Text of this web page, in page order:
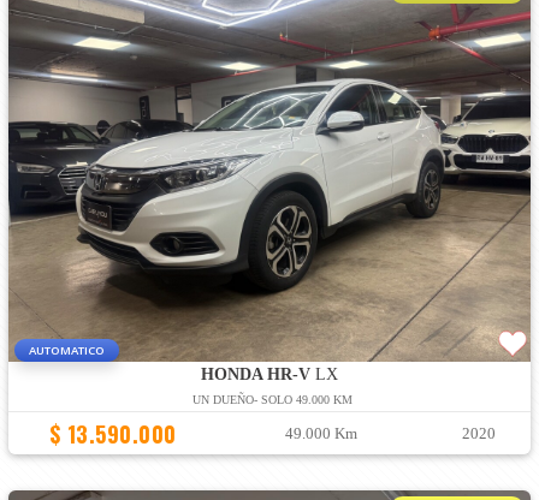
AUTOMATICO
HONDA HR-VLX
UN DUEÑO- SOLO 49.000 KM
$ 13.590.000 49.000 Km 2020